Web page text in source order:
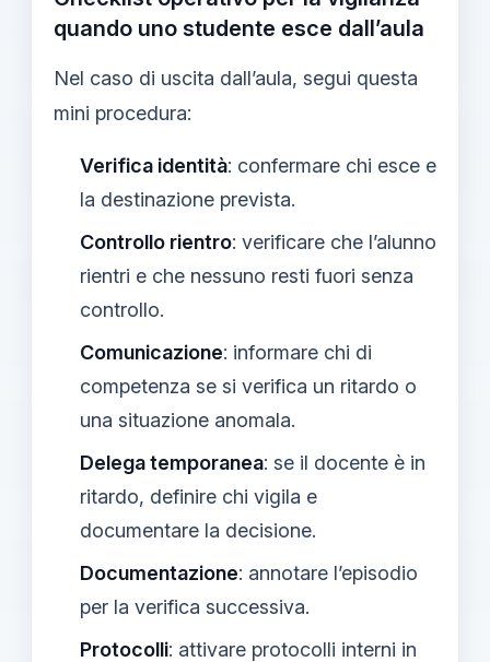
quando uno studente esce dall’aula
Nel caso di uscita dall’aula, segui questa
mini procedura:
Verifica identità: confermare chi esce e
la destinazione prevista.
Controllo rientro: verificare che l’alunno
rientri e che nessuno resti fuori senza
controllo.
Comunicazione: informare chi di
competenza se si verifica un ritardo o
una situazione anomala.
Delega temporanea: se il docente è in
ritardo, definire chi vigila e
documentare la decisione.
Documentazione: annotare l’episodio
per la verifica successiva.
Protocolli: attivare protocolli interni in